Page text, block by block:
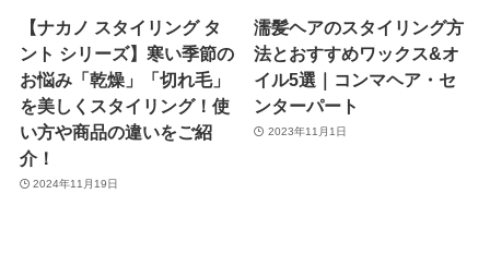
【ナカノ スタイリング タ
ント シリーズ】寒い季節の
お悩み「乾燥」「切れ毛」
を美しくスタイリング！使
い方や商品の違いをご紹
介！
2024年11月19日
濡髪ヘアのスタイリング方
法とおすすめワックス&オ
イル5選｜コンマヘア・セ
ンターパート
2023年11月1日